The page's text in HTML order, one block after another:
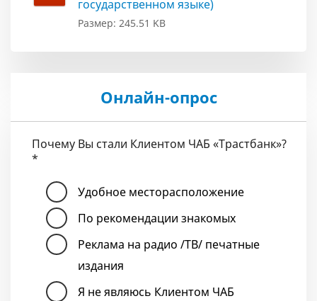
государственном языке)
Размер: 245.51 KB
Онлайн-опрос
Почему Вы стали Клиентом ЧАБ «Трастбанк»?
*
Удобное месторасположение
По рекомендации знакомых
Реклама на радио /ТВ/ печатные
издания
Я не являюсь Клиентом ЧАБ